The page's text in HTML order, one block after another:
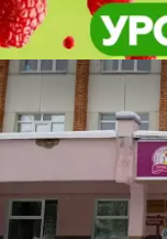
Общество
Общество
по